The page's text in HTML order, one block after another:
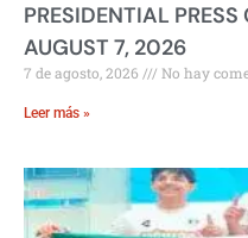
PRESIDENTIAL
AUGUST 7, 2026
7 de agosto, 2026 No hay
Leer más »